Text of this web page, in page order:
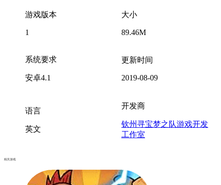
游戏版本
1
大小
89.46M
系统要求
安卓4.1
更新时间
2019-08-09
语言
英文
开发商
钦州寻宝梦之队游戏开发
工作室
相关游戏